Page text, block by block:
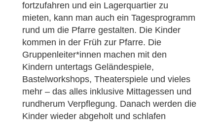
fortzufahren und ein Lagerquartier zu
mieten, kann man auch ein Tagesprogramm
rund um die Pfarre gestalten. Die Kinder
kommen in der Früh zur Pfarre. Die
Gruppenleiter*innen machen mit den
Kindern untertags Geländespiele,
Bastelworkshops, Theaterspiele und vieles
mehr – das alles inklusive Mittagessen und
rundherum Verpflegung. Danach werden die
Kinder wieder abgeholt und schlafen